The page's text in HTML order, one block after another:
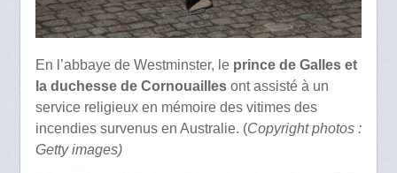
En l’abbaye de Westminster, le prince de Galles et
la duchesse de Cornouaillesont assisté à un
service religieux en mémoire des vitimes des
incendies survenus en Australie. (Copyright photos :
Getty images)